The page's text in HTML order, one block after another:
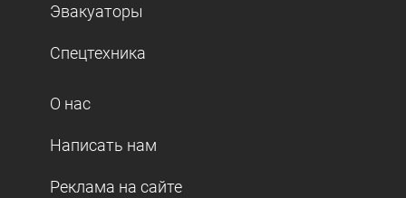
Эвакуаторы
Спецтехника
О нас
Написать нам
Реклама на сайте